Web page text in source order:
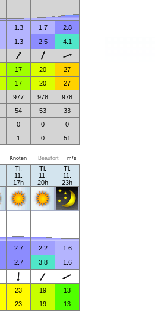
1.3 1.7
2.8
1.3 2.5
4.1
17 20
27
17 20
27
977 978
978
54 53
33
0 0
0
1 0 51
Knoten Beaufort m/s
Ti.
11.
17h
Ti.
11.
20h
Ti.
11.
23h
2.7 2.2
1.6
2.7 3.8
1.6
23 19
13
23 19
13